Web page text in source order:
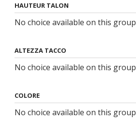
HAUTEUR TALON
No choice available on this group
ALTEZZA TACCO
No choice available on this group
COLORE
No choice available on this group